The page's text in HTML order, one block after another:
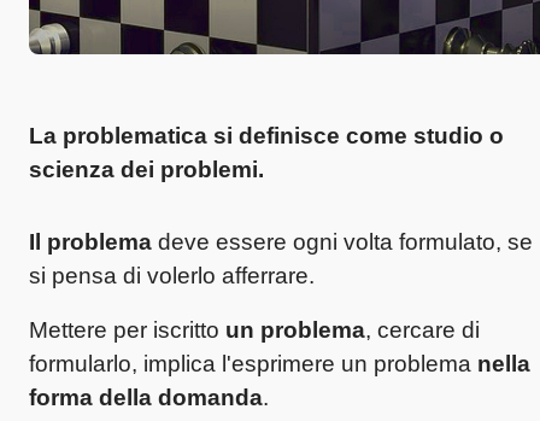
La problematica si definisce come studio o
scienza dei problemi.
Il problema deve essere ogni volta formulato, se
si pensa di volerlo afferrare.
Mettere per iscritto un problema, cercare di
formularlo, implica l'esprimere un problema nella
forma della domanda.